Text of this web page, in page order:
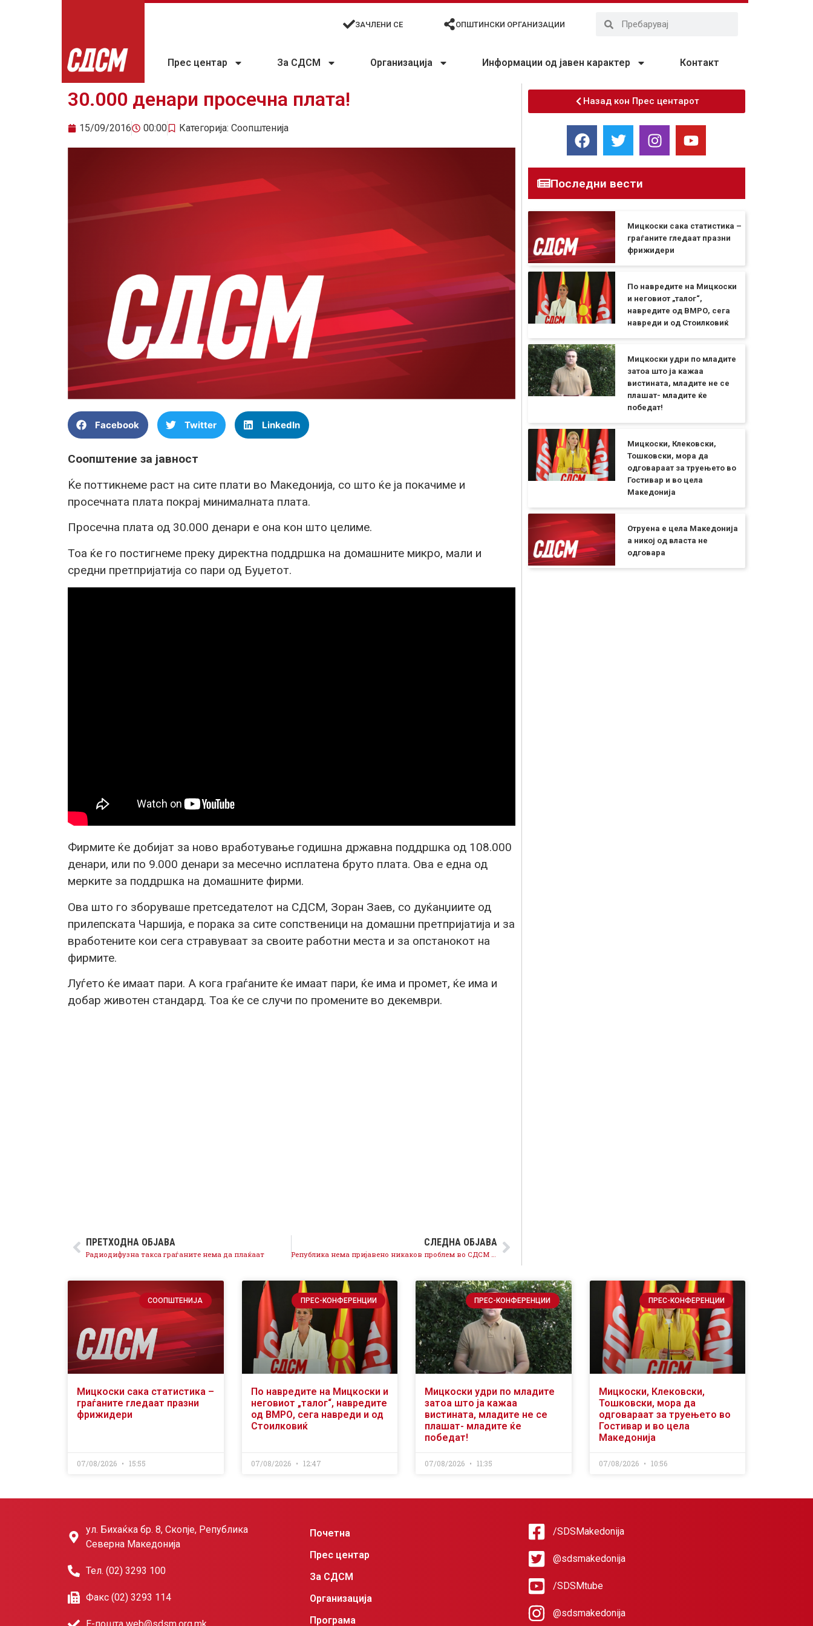
ЗАЧЛЕНИ СЕ ОПШТИНСКИ ОРГАНИЗАЦИИ
Прес центар За СДСМ Организација Информации од јавен карактер Контакт
30.000 денари просечна плата!
15/09/2016 00:00 Категорија: Соопштенија
Facebook Twitter LinkedIn
Соопштение за јавност
Ќе поттикнеме раст на сите плати во Македонија, со што ќе ја покачиме и
просечната плата покрај минималната плата.
Просечна плата од 30.000 денари е она кон што целиме.
Тоа ќе го постигнеме преку директна поддршка на домашните микро, мали и
средни претпријатија со пари од Буџетот.
Фирмите ќе добијат за ново вработување годишна државна поддршка од 108.000
денари, или по 9.000 денари за месечно исплатена бруто плата. Ова е една од
мерките за поддршка на домашните фирми.
Ова што го зборуваше претседателот на СДСМ, Зоран Заев, со дуќанџиите од
прилепската Чаршија, е порака за сите сопственици на домашни претпријатија и за
вработените кои сега стравуваат за своите работни места и за опстанокот на
фирмите.
Луѓето ќе имаат пари. А кога граѓаните ќе имаат пари, ќе има и промет, ќе има и
добар животен стандард. Тоа ќе се случи по промените во декември.
ПРЕТХОДНА ОБЈАВА
Радиодифузна такса граѓаните нема да плаќаат
СЛЕДНА ОБЈАВА
Назад кон Прес центарот
Последни вести
Мицкоски сака статистика –
граѓаните гледаат празни
фрижидери
По навредите на Мицкоски
и неговиот „талог“,
навредите од ВМРО, сега
навреди и од Стоилковиќ
Мицкоски удри по младите
затоа што ја кажаа
вистината, младите не се
плашат- младите ќе
победат!
Мицкоски, Клековски,
Тошковски, мора да
одговараат за труењето во
Гостивар и во цела
Македонија
Отруена е цела Македонија
а никој од власта не
одговара
СООПШТЕНИЈА
Мицкоски сака статистика –
граѓаните гледаат празни
фрижидери
07/08/2026 15:55
ПРЕС-КОНФЕРЕНЦИИ
По навредите на Мицкоски и
неговиот „талог“, навредите
од ВМРО, сега навреди и од
Стоилковиќ
07/08/2026 12:47
ПРЕС-КОНФЕРЕНЦИИ
Мицкоски удри по младите
затоа што ја кажаа
вистината, младите не се
плашат- младите ќе
победат!
07/08/2026 11:35
ПРЕС-КОНФЕРЕНЦИИ
Мицкоски, Клековски,
Тошковски, мора да
одговараат за труењето во
Гостивар и во цела
Македонија
07/08/2026 10:56
ул. Бихаќка бр. 8, Скопје, Република
Северна Македонија
Тел. (02) 3293 100
Факс (02) 3293 114
Почетна
Прес центар
За СДСМ
Организација
Програма
/SDSMakedonija
@sdsmakedonija
/SDSMtube
@sdsmakedonija